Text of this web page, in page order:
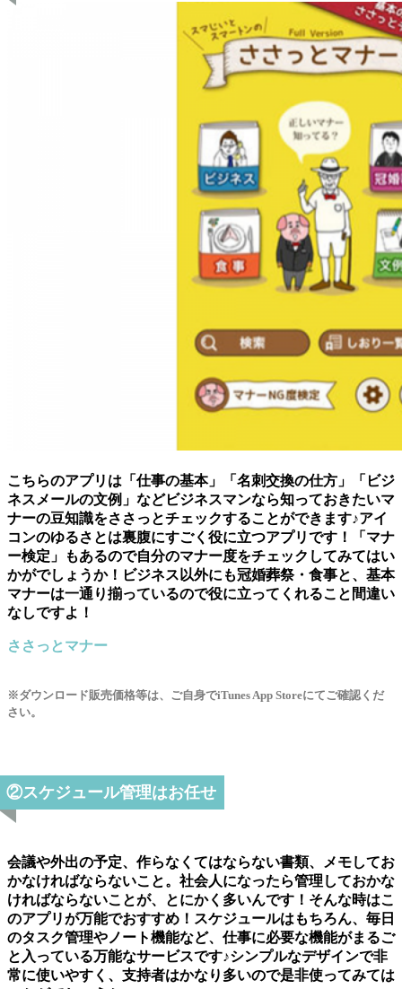
こちらのアプリは「仕事の基本」「名刺交換の仕方」「ビジ
ネスメールの文例」などビジネスマンなら知っておきたいマ
ナーの豆知識をささっとチェックすることができます♪アイ
コンのゆるさとは裏腹にすごく役に立つアプリです！「マナ
ー検定」もあるので自分のマナー度をチェックしてみてはい
かがでしょうか！ビジネス以外にも冠婚葬祭・食事と、基本
マナーは一通り揃っているので役に立ってくれること間違い
なしですよ！
ささっとマナー
※ダウンロード販売価格等は、ご自身でiTunes App Storeにてご確認くだ
さい。
②スケジュール管理はお任せ
会議や外出の予定、作らなくてはならない書類、メモしてお
かなければならないこと。社会人になったら管理しておかな
ければならないことが、とにかく多いんです！そんな時はこ
のアプリが万能でおすすめ！スケジュールはもちろん、毎日
のタスク管理やノート機能など、仕事に必要な機能がまるご
と入っている万能なサービスです♪シンプルなデザインで非
常に使いやすく、支持者はかなり多いので是非使ってみては